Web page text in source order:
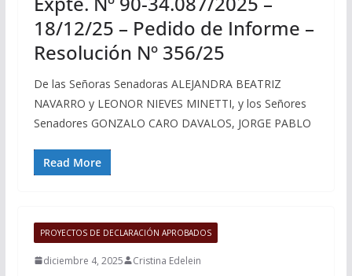
18/12/25 – Pedido de Informe –
Resolución Nº 356/25
De las Señoras Senadoras ALEJANDRA BEATRIZ
NAVARRO y LEONOR NIEVES MINETTI, y los Señores
Senadores GONZALO CARO DAVALOS, JORGE PABLO
Read More
PROYECTOS DE DECLARACIÓN APROBADOS
diciembre 4, 2025 Cristina Edelein